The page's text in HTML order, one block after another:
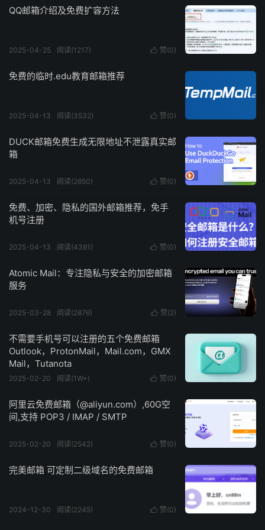
QQ邮箱介绍及免费扩容方法
 赞(0)
2025-04-25 阅读(1217)
免费的临时.edu教育邮箱推荐
 赞(0)
2025-04-13 阅读(3532)
DUCK邮箱免费生成无限地址不泄露真实邮
箱
 赞(0)
2025-04-13 阅读(2650)
免费、加密、隐私的国外邮箱推荐，免手
机号注册
 赞(0)
2025-04-13 阅读(4381)
Atomic Mail：专注隐私与安全的加密邮箱
服务
 赞(2)
2025-03-28 阅读(2876)
不需要手机号可以注册的五个免费邮箱
Outlook，ProtonMail，Mail.com，GMX
Mail，Tutanota
 赞(0)
2025-02-20 阅读(1W+)
阿里云免费邮箱（@aliyun.com）,60G空
间,支持 POP3 / IMAP / SMTP
 赞(0)
2025-02-20 阅读(2542)
完美邮箱 可定制二级域名的免费邮箱
 赞(0)
2024-12-30 阅读(2245)